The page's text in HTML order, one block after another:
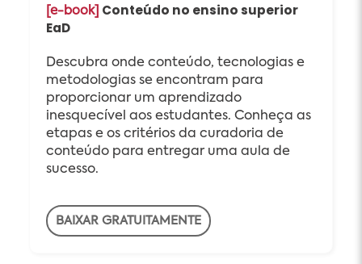
[e-book] Conteúdo no ensino superior
EaD
Descubra onde conteúdo, tecnologias e
metodologias se encontram para
proporcionar um aprendizado
inesquecível aos estudantes. Conheça as
etapas e os critérios da curadoria de
conteúdo para entregar uma aula de
sucesso.
BAIXAR GRATUITAMENTE